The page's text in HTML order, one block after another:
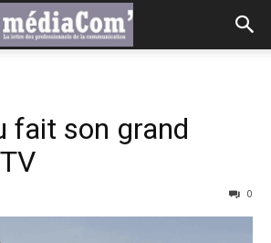
fait son grand
0